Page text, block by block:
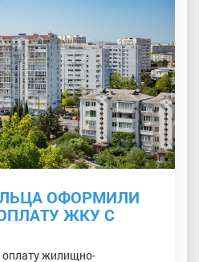
ОФОРМИЛИ
ЖКУ С
жилищно-